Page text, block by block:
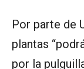
Por parte de
plantas
por la